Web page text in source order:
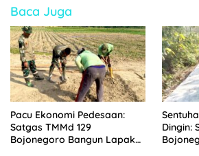
Baca Juga
Pacu Ekonomi Pedesaan:
Satgas TMMd 129
Bojonegoro Bangun Lapak
Dingin: